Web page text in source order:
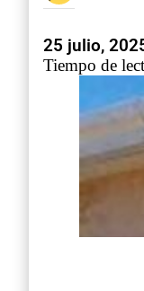
25 julio,
Tiempo de